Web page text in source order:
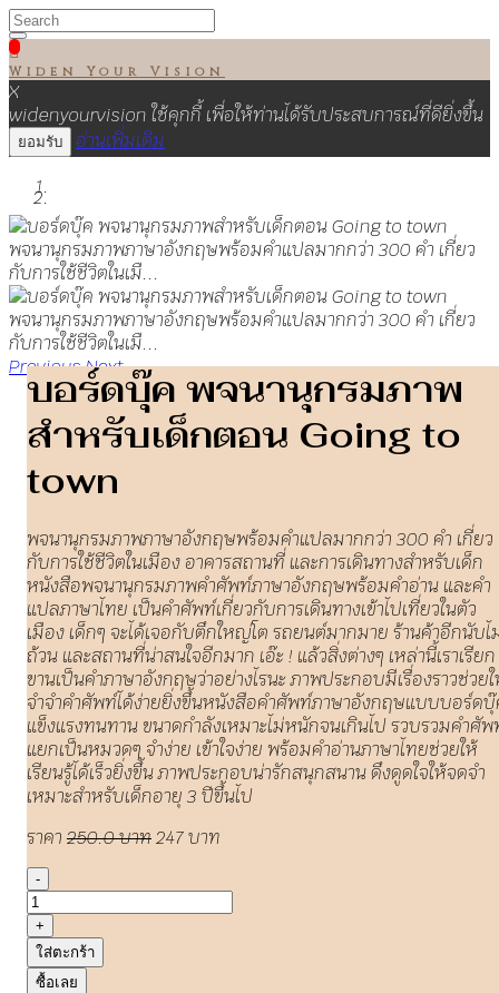

Widen Your Vision
X
widenyourvision ใช้คุกกี้ เพื่อให้ท่านได้รับประสบการณ์ที่ดียิ่งขึ้น
ยอมรับ อ่านเพิ่มเติม
PreviousNext
บอร์ดบุ๊ค พจนานุกรมภาพ
สำหรับเด็กตอน Going to
town
พจนานุกรมภาพภาษาอังกฤษพร้อมคำแปลมากกว่า 300 คำ เกี่ยว
กับการใช้ชีวิตในเมือง อาคารสถานที่ และการเดินทางสำหรับเด็ก
หนังสือพจนานุกรมภาพคำศัพท์ภาษาอังกฤษพร้อมคำอ่าน และคำ
แปลภาษาไทย เป็นคำศัพท์เกี่ยวกับการเดินทางเข้าไปเที่ยวในตัว
เมือง เด็กๆ จะได้เจอกับตึกใหญ่โต รถยนต์มากมาย ร้านค้าอีกนับไ
ถ้วน และสถานที่น่าสนใจอีกมาก เอ๊ะ ! แล้วสิ่งต่างๆ เหล่านี้เราเรียก
ขานเป็นคำภาษาอังกฤษว่าอย่างไรนะ ภาพประกอบมีเรื่องราวช่วย
จำจำคำศัพท์ได้ง่ายยิ่งขึ้นหนังสือคำศัพท์ภาษาอังกฤษแบบบอร์ด
แข็งแรงทนทาน ขนาดกำลังเหมาะไม่หนักจนเกินไป รวบรวมคำศั
แยกเป็นหมวดๆ จำง่าย เข้าใจง่าย พร้อมคำอ่านภาษาไทยช่วยให้
เรียนรู้ได้เร็วยิ่งขึ้น ภาพประกอบน่ารักสนุกสนาน ดึงดูดใจให้จดจำ
เหมาะสำหรับเด็กอายุ 3 ปีขึ้นไป
ราคา 250.0 บาท247 บาท
-
+
ใส่ตะกร้า
ซื้อเลย